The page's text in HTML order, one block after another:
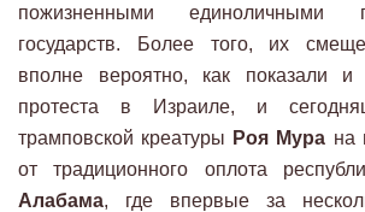
пожизненными единоличными
государств. Более того, их
вполне вероятно, как показали и
протеста в Израиле, и
трамповской креатуры Роя Мура на
от традиционного оплота
Алабама, где впервые за